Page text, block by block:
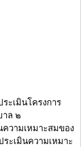
ะเมินโครงการ
าล ๒
วามเหมาะสมของ
ะเมินความเหมาะ